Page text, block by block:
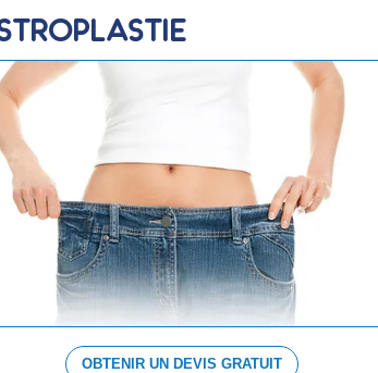
OBTENIR UN DEVIS GRATUIT